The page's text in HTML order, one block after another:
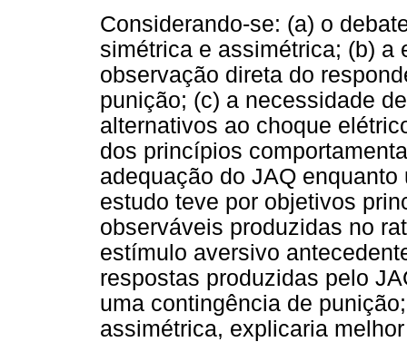
Considerando-se: (a) o
simétrica e assimétrica; (b) a
observação direta do
punição; (c) a necessidade
alternativos ao choque
dos princípios
adequação do JAQ
estudo teve por objetivos
observáveis produzidas no
estímulo aversivo
respostas produzidas pelo
uma contingência de
assimétrica, explicaria